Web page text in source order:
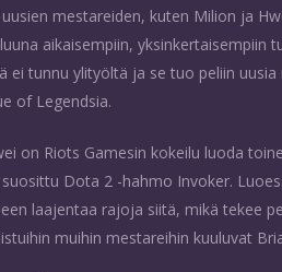
mestareiden, kuten Milion ja
aikaisempiin,
ei tunnu ylityöltä ja se tuo peliin
of Legendsia.
on Riots Gamesin kokeilu luoda
suosittu Dota 2 -hahmo Invoker.
laajentaa rajoja siitä, mikä tekee
muihin mestareihin kuuluvat